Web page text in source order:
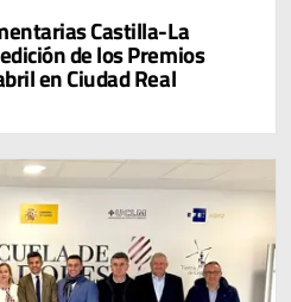
Castilla-La
de los Premios
en Ciudad Real